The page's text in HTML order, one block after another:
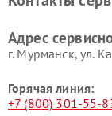
Адрес
г. Мурманск, ул.
Горячая линия:
+7 (800) 301-55-